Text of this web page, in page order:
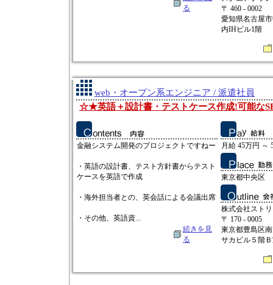
る
〒 460 - 0002
愛知県名古屋
内IHビル1階
web・オープン系エンジニア / 派遣社員
☆★英語＋設計書・テストケース作成!可能な
金融システム開発のプロジェクトですねー
・英語の設計書、テスト方針書からテスト
ケースを英語で作成
・海外担当者との、英会話による会議出席
・その他、英語資...
続きを見
る
月給 45万円 ～
東京都中央区
株式会社スト
〒 170 - 0005
東京都豊島区
サカビル５階